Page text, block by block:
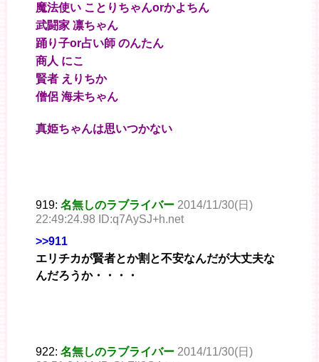
魔法使い ことりちゃんorかよちん
武闘家 凛ちゃん
踊り子or占い師 のんたん
商人 にこ
賢者 えりちか
僧侶 海未ちゃん
真姫ちゃんは思いつかない
919: 名無しのラブライバー 2014/11/30(日)
22:49:24.98 ID:q7AySJ+h.net
>>911
エリチカが賢者とか割と不安なんだが大丈夫な
んだろうか・・・・
922: 名無しのラブライバー 2014/11/30(日)